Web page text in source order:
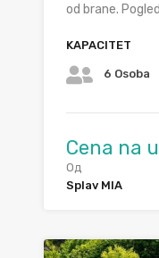
od brane.
KAPACITET
6 Osoba
Cena na
Од
Splav MIA